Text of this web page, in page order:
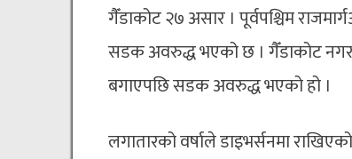
गैँडाकोट २७ असार । पूर्वपश्चिम
सडक अवरुद्ध भएको छ । गैँडाकोट
बगाएपछि सडक अवरुद्ध भएको हो ।
लगातारको वर्षाले डाइभर्सनमा